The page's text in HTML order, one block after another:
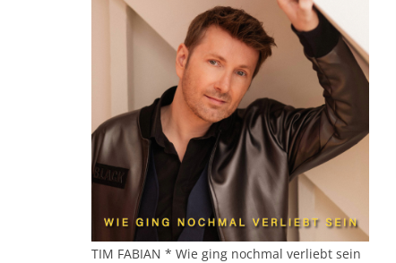
TIM FABIAN * Wie ging nochmal verliebt sein